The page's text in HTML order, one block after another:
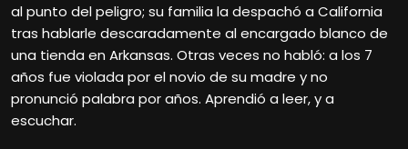
al punto del peligro; su familia la despachó a California
tras hablarle descaradamente al encargado blanco de
una tienda en Arkansas. Otras veces no habló: a los 7
años fue violada por el novio de su madre y no
pronunció palabra por años. Aprendió a leer, y a
escuchar.